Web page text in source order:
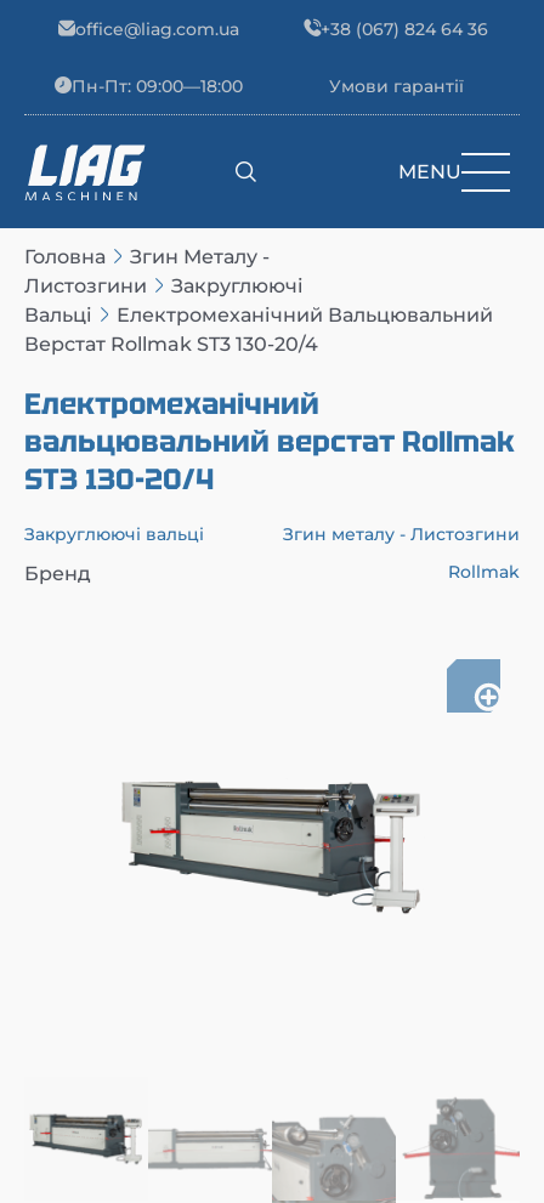
office@liag.com.ua +38 (067) 824 64 36
Пн-Пт: 09:00—18:00 Умови гарантії
Main Navigation MENU
Головна
Згин Металу -
Листозгини
Закруглюючі
Вальці
Електромеханічний Вальцювальний
Верстат Rollmak ST3 130-20/4
Електромеханічний
вальцювальний верстат Rollmak
ST3 130-20/4
Закруглюючі вальці Згин металу - Листозгини
Бренд Rollmak